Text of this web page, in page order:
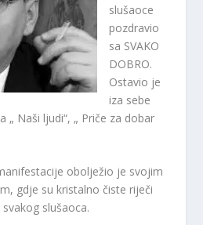
slušaoce
pozdravio
sa SVAKO
DOBRO.
Ostavio je
iza sebe
„ Naši ljudi“, „ Priče za dobar
obolježio je svojim
gdje su kristalno čiste riječi
slušaoca.